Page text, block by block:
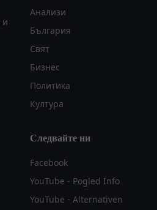
и
Анализи
България
Свят
Бизнес
Политика
Култура
Следвайте ни
Facebook
YouTube - Pogled Info
YouTube - Alternativen